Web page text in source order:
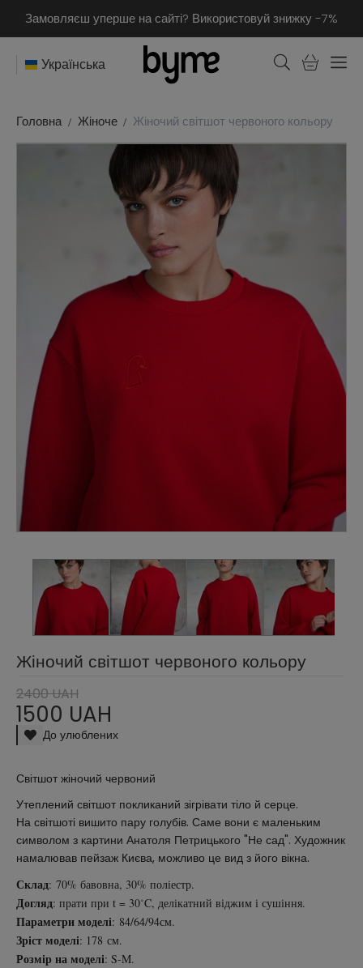
Замовляєш уперше на сайті? Використовуй знижку -7%
Українська
Головна Жіноче Жіночий світшот червоного кольору
Жіночий світшот червоного кольору
1500 UAH
2400 UAH
До улюблених
Світшот жіночий червоний
Утеплений світшот покликаний зігрівати тіло й серце.
На світшоті вишито пару голубів. Саме вони є маленьким
символом з картини Анатоля Петрицького "Не сад". Художник
намалював пейзаж Києва, можливо це вид з його вікна.
Склад: 70% бавовна, 30% поліестр.
Догляд: прати при t = 30˚C, делікатний віджим і сушіння.
Параметри моделі: 84/64/94см.
Зріст моделі: 178 см.
Розмір на моделі: S-M.